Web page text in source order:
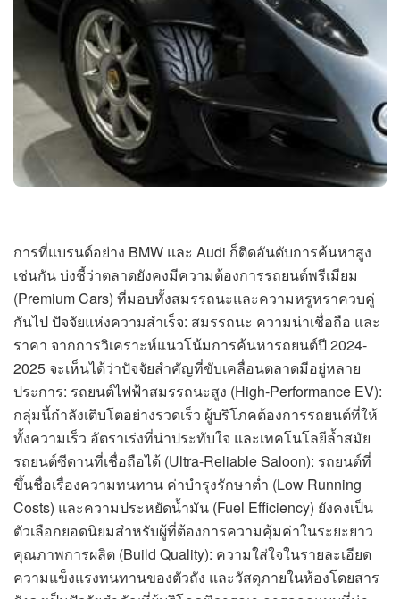
การที่แบรนด์อย่าง BMW และ Audi ก็ติดอันดับการค้นหาสูง
เช่นกัน บ่งชี้ว่าตลาดยังคงมีความต้องการรถยนต์พรีเมียม
(Premium Cars) ที่มอบทั้งสมรรถนะและความหรูหราควบคู่
กันไป ปัจจัยแห่งความสำเร็จ: สมรรถนะ ความน่าเชื่อถือ และ
ราคา จากการวิเคราะห์แนวโน้มการค้นหารถยนต์ปี 2024-
2025 จะเห็นได้ว่าปัจจัยสำคัญที่ขับเคลื่อนตลาดมีอยู่หลาย
ประการ: รถยนต์ไฟฟ้าสมรรถนะสูง (High-Performance EV):
กลุ่มนี้กำลังเติบโตอย่างรวดเร็ว ผู้บริโภคต้องการรถยนต์ที่ให้
ทั้งความเร็ว อัตราเร่งที่น่าประทับใจ และเทคโนโลยีล้ำสมัย
รถยนต์ซีดานที่เชื่อถือได้ (Ultra-Reliable Saloon): รถยนต์ที่
ขึ้นชื่อเรื่องความทนทาน ค่าบำรุงรักษาต่ำ (Low Running
Costs) และความประหยัดน้ำมัน (Fuel Efficiency) ยังคงเป็น
ตัวเลือกยอดนิยมสำหรับผู้ที่ต้องการความคุ้มค่าในระยะยาว
คุณภาพการผลิต (Build Quality): ความใส่ใจในรายละเอียด
ความแข็งแรงทนทานของตัวถัง และวัสดุภายในห้องโดยสาร